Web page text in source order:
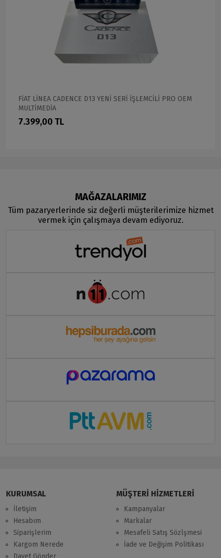
FİAT LİNEA CADENCE D13 YENİ SERİ İŞLEMCİLİ PRO OEM
MULTİMEDİA
7.399,00 TL
MAĞAZALARIMIZ
Tüm pazaryerlerinde siz değerli müşterilerimize hizmet
vermek için çalışmaya devam ediyoruz.
KURUMSAL
İletişim
Hesabım
Siparişlerim
Kargom Nerede
Davet Gönder
MÜŞTERİ HİZMETLERİ
Kampanyalar
Markalar
Mesafeli Satış Sözlşmesi
İade ve Değişim Politikası